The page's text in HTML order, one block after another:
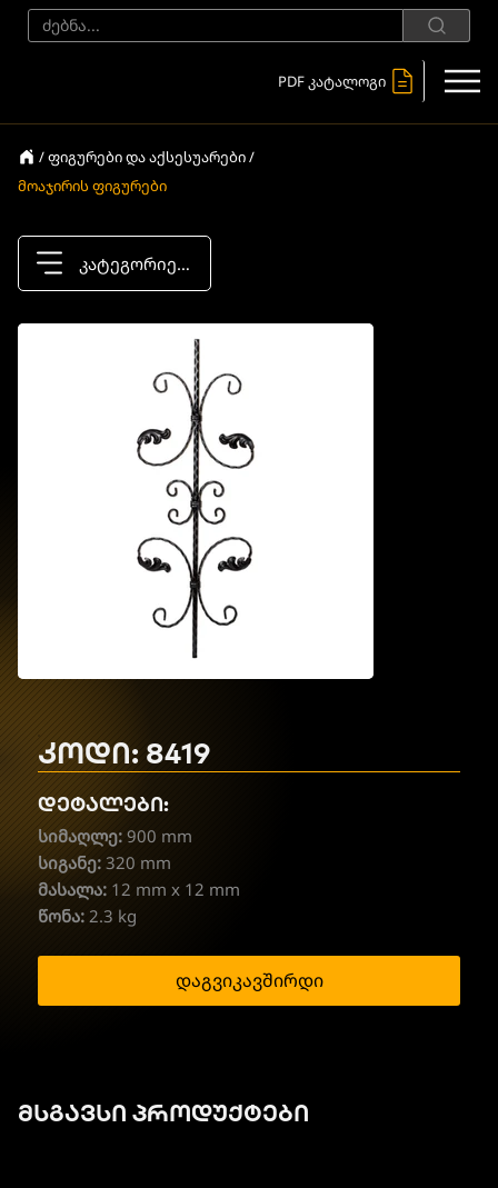
PDF კატალოგი
/ ფიგურები და აქსესუარები /
მოაჯირის ფიგურები
კატეგორიები
კოდი: 8419
დეტალები:
სიმაღლე: 900 mm
სიგანე: 320 mm
მასალა: 12 mm x 12 mm
წონა: 2.3 kg
დაგვიკავშირდი
მსგავსი პროდუქტები